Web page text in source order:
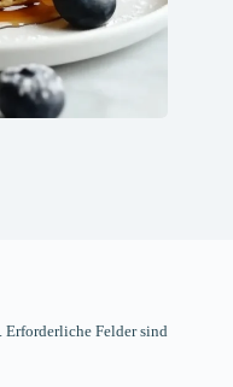
Erforderliche Felder sind